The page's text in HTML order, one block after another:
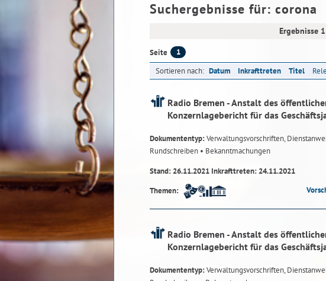
Suchergebnisse für: corona
Ergebnisse
Seite 1
Sortieren nach: Datum Inkrafttreten Titel
Radio Bremen - Anstalt des
Konzernlagebericht für das
Dokumententyp:Verwaltungsvorschriften,
Rundschreiben • Bekanntmachungen
Stand: 26.11.2021 Inkrafttreten: 24.11.2021
Themen:
Radio Bremen - Anstalt des
Konzernlagebericht für das
Dokumententyp:Verwaltungsvorschriften,